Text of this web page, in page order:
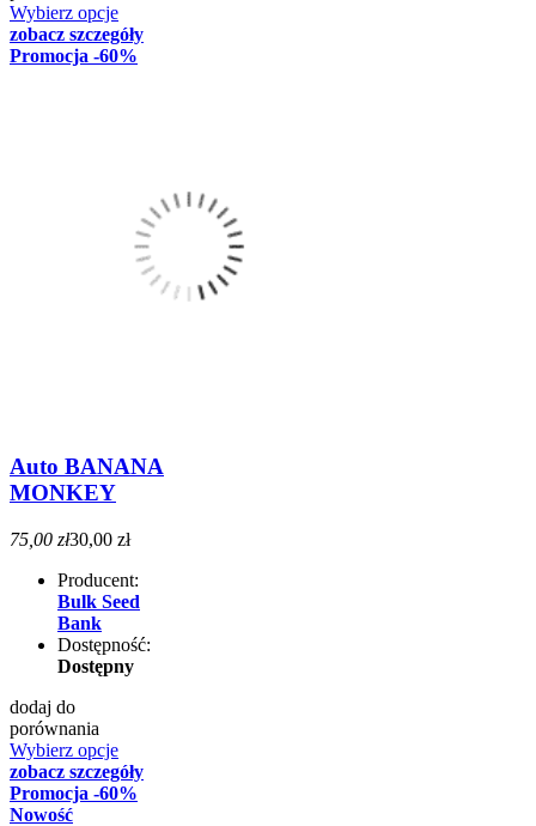
Wybierz opcje
zobacz szczegóły
Promocja -60%
Auto BANANA
MONKEY
75,00 zł30,00 zł
Producent:
Bulk Seed
Bank
Dostępność:
Dostępny
dodaj do
porównania
Wybierz opcje
zobacz szczegóły
Promocja -60%
Nowość